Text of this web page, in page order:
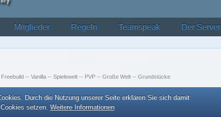
Mitglieder Regeln Teamspeak Der Server
-- Vanilla -- Spielewelt -- PVP -- Große Welt -- Grundstücke
Durch die Nutzung unserer Seite erklären Sie sich damit
setzen. Weitere Informationen